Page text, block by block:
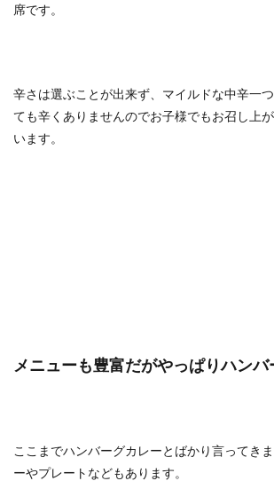
席です。
辛さは選ぶことが出来ず、マイルドな中辛一
ても辛くありませんのでお子様でもお召し上
います。
メニューも豊富だがやっぱりハンバ
ここまでハンバーグカレーとばかり言ってき
ーやプレートなどもあります。